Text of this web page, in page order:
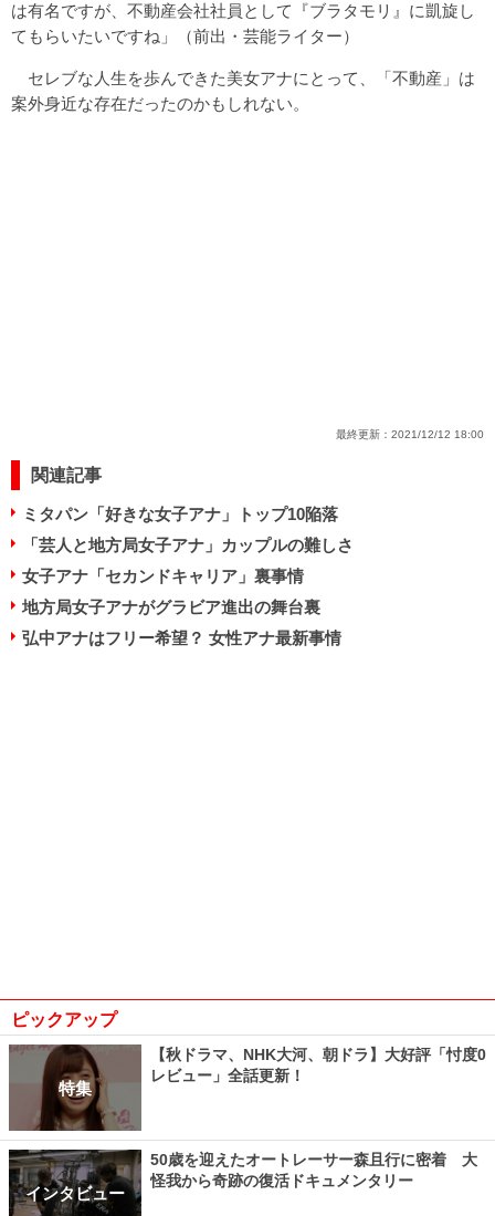
は有名ですが、不動産会社社員として『ブラタモリ』に凱旋し
てもらいたいですね」（前出・芸能ライター）
セレブな人生を歩んできた美女アナにとって、「不動産」は
案外身近な存在だったのかもしれない。
最終更新： 2021/12/12 18:00
関連記事
ミタパン「好きな女子アナ」トップ10陥落
「芸人と地方局女子アナ」カップルの難しさ
女子アナ「セカンドキャリア」裏事情
地方局女子アナがグラビア進出の舞台裏
弘中アナはフリー希望？ 女性アナ最新事情
ピックアップ
特集
【秋ドラマ、NHK大河、朝ドラ】大好評「忖度0
レビュー」全話更新！
インタビュー
50歳を迎えたオートレーサー森且行に密着 大
怪我から奇跡の復活ドキュメンタリー